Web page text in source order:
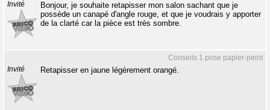
Invité
Bonjour, je souhaite retapisser mon salon sachant que je
possède un canapé d'angle rouge, et que je voudrais y apporter
de la clarté car la pièce est très sombre.
Conseils 1 pose papier-peint
Invité Retapisser en jaune légèrement orangé.